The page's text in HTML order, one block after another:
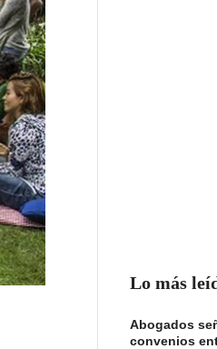
Lo más
Abogados
convenios